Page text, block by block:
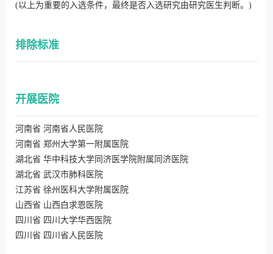
(以上为重要的入选条件，最终是否入选研究由研究医生判断。)
排除标准
开展医院
河南省 河南省人民医院
河南省 郑州大学第一附属医院
湖北省 华中科技大学同济医学院附属同济医院
湖北省 武汉市肺科医院
江苏省 徐州医科大学附属医院
山西省 山西白求恩医院
四川省 四川大学华西医院
四川省 四川省人民医院